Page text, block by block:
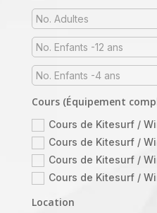
Cours (Équipement
Cours de Kitesurf /
Cours de Kitesurf /
Cours de Kitesurf /
Cours de Kitesurf /
Location